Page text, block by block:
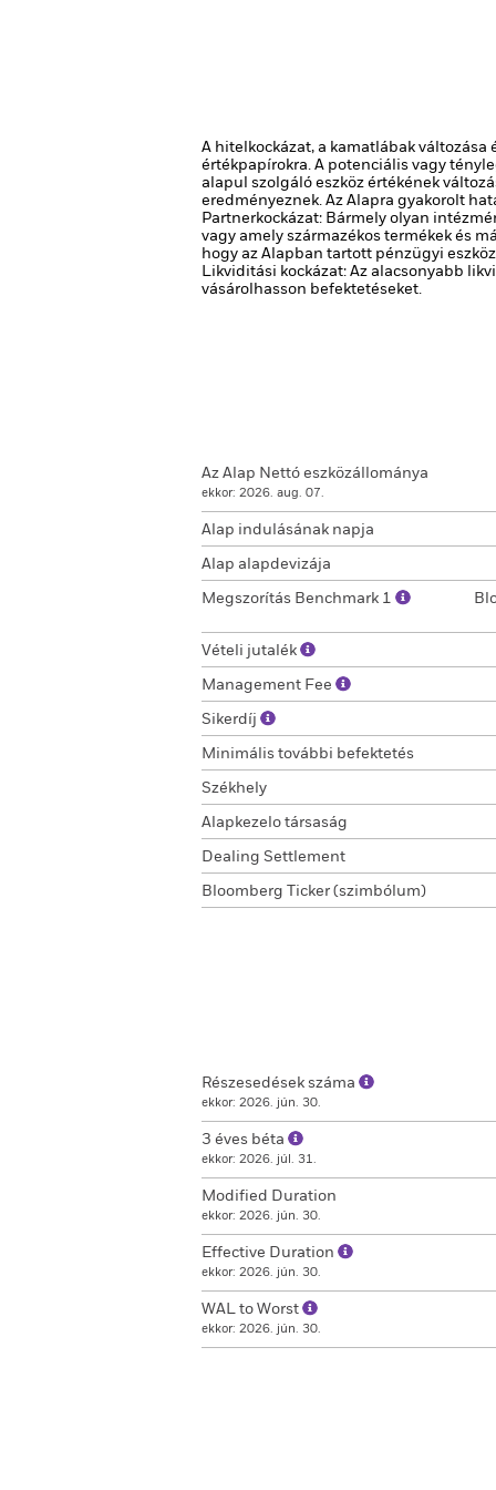
A hitelkockázat, a kamatlábak
értékpapírokra. A potenciális vagy
alapul szolgáló eszköz értékének
eredményeznek. Az Alapra gyakorolt
Partnerkockázat: Bármely olyan
vagy amely származékos termékek és
hogy az Alapban tartott pénzügyi
Likviditási kockázat: Az alacsonyabb
vásárolhasson befektetéseket.
Az Alap Nettó eszközállománya
ekkor: 2026. aug. 07.
Alap indulásának napja
Alap alapdevizája
Megszorítás Benchmark 1
Vételi jutalék
Management Fee
Sikerdíj
Minimális további befektetés
Székhely
Alapkezelo társaság
Dealing Settlement
Bloomberg Ticker (szimbólum)
Részesedések száma
ekkor: 2026. jún. 30.
3 éves béta
ekkor: 2026. júl. 31.
Modified Duration
ekkor: 2026. jún. 30.
Effective Duration
ekkor: 2026. jún. 30.
WAL to Worst
ekkor: 2026. jún. 30.